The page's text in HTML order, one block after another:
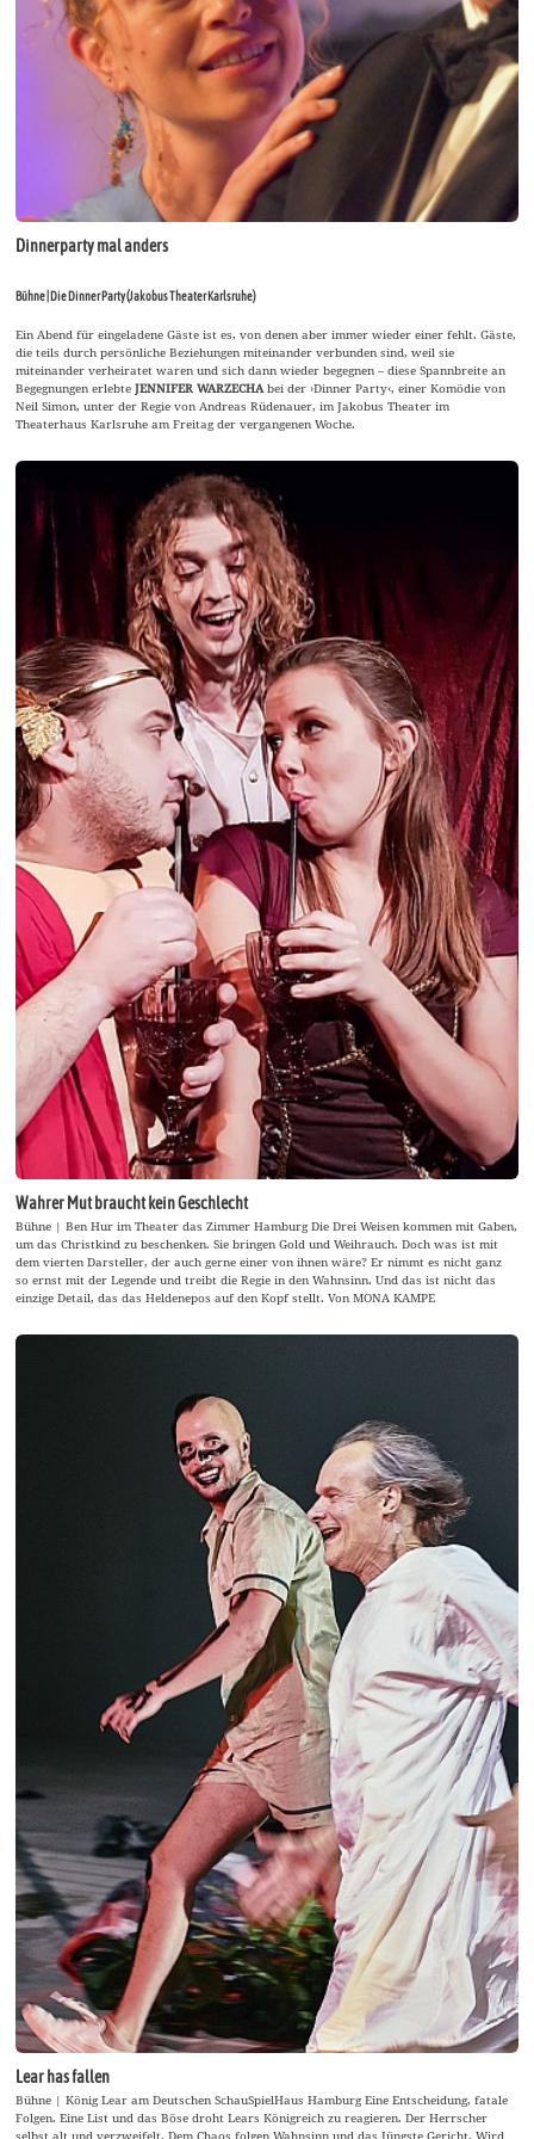
Dinnerparty mal anders
Bühne | Die Dinner Party (Jakobus Theater Karlsruhe)
Ein Abend für eingeladene Gäste ist es, von denen aber immer wieder einer fehlt. Gäste,
die teils durch persönliche Beziehungen miteinander verbunden sind, weil sie
miteinander verheiratet waren und sich dann wieder begegnen – diese Spannbreite an
Begegnungen erlebteJENNIFER WARZECHAbei der ›Dinner Party‹, einer Komödie von
Neil Simon, unter der Regie von Andreas Rüdenauer, im Jakobus Theater im
Theaterhaus Karlsruhe am Freitag der vergangenen Woche.
Wahrer Mut braucht kein Geschlecht
Bühne | Ben Hur im Theater das Zimmer Hamburg Die Drei Weisen kommen mit Gaben,
um das Christkind zu beschenken. Sie bringen Gold und Weihrauch. Doch was ist mit
dem vierten Darsteller, der auch gerne einer von ihnen wäre? Er nimmt es nicht ganz
so ernst mit der Legende und treibt die Regie in den Wahnsinn. Und das ist nicht das
einzige Detail, das das Heldenepos auf den Kopf stellt. Von MONA KAMPE
Lear has fallen
Bühne | König Lear am Deutschen SchauSpielHaus Hamburg Eine Entscheidung, fatale
Folgen. Eine List und das Böse droht Lears Königreich zu reagieren. Der Herrscher
selbst alt und verzweifelt. Dem Chaos folgen Wahnsinn und das Jüngste Gericht. Wird